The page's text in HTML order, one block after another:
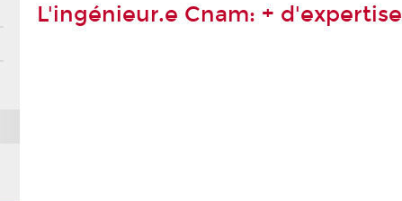
L'ingénieur.e Cnam: + d'expertise